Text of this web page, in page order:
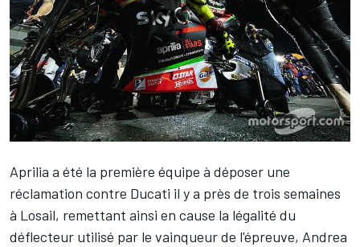
Aprilia a été la première équipe à déposer une
réclamation contre Ducati il y a près de trois semaines
à Losail, remettant ainsi en cause la légalité du
déflecteur utilisé par le vainqueur de l'épreuve, Andrea